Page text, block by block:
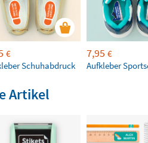
€
Schuhabdruck
7,95 €
Aufkleber
Artikel